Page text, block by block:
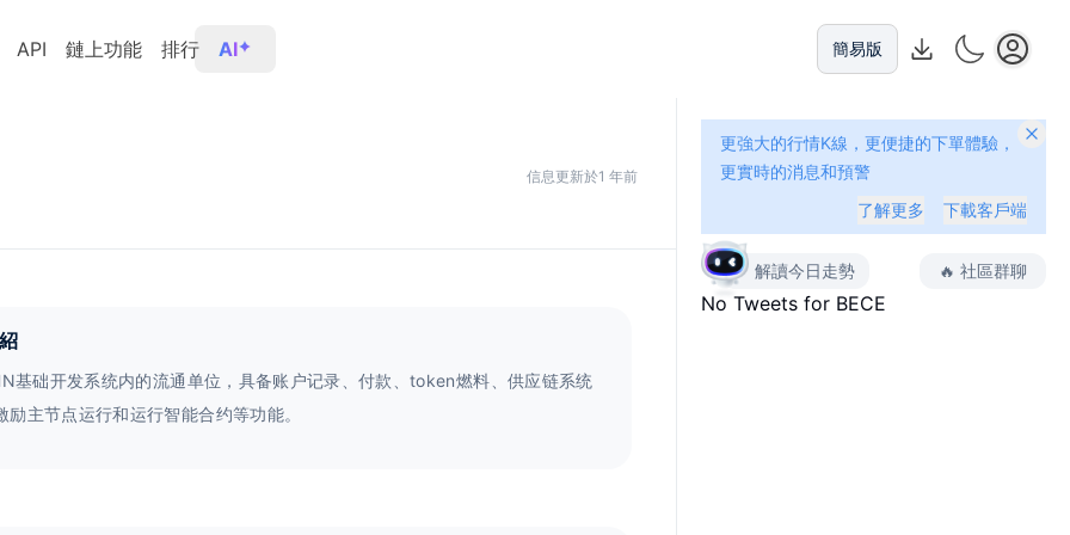
API 鏈上功能 排行 AI 簡易版
信息更新於1 年前
基础开发系统内的流通单位，具备账户记录、付款、token燃料、供应链系统
励主节点运行和运行智能合约等功能。
更強大的行情K線，更便捷的下單體驗，
更實時的消息和預警
了解更多
下載客戶端
解讀今日走勢 🔥 社區群聊
No Tweets for BECE